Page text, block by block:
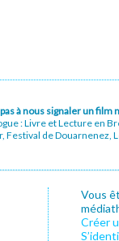
à nous signaler un
: Livre et Lecture en
de Douarnenez,
Vous
Créer